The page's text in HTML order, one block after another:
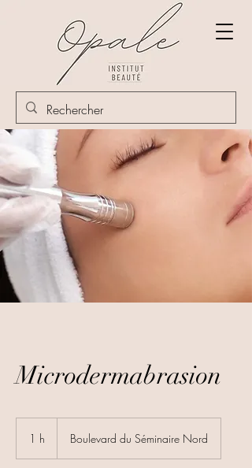
Microdermabrasion
1 h Boulevard du Séminaire Nord